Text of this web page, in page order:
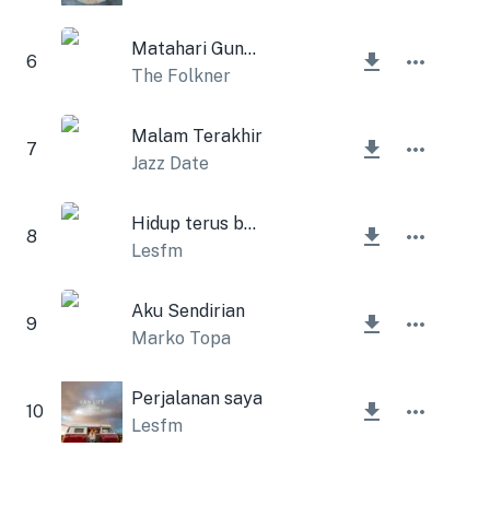
6
Matahari Gunung
The Folkner
7
Malam Terakhir
Jazz Date
8
Hidup terus berlanjut
Lesfm
9
Aku Sendirian
Marko Topa
10
Perjalanan saya
Lesfm